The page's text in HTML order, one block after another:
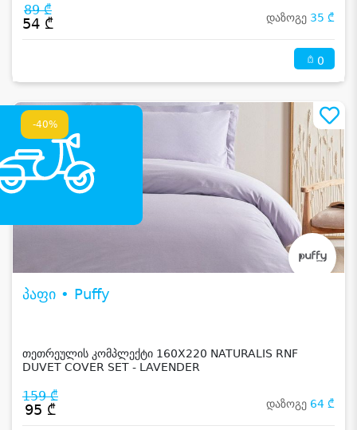
89 ₾
54 ₾ დაზოგე 35 ₾
0
-40%
პაფი • Puffy
თეთრეულის კომპლექტი 160X220 NATURALIS RNF
DUVET COVER SET - LAVENDER
159 ₾
95 ₾ დაზოგე 64 ₾